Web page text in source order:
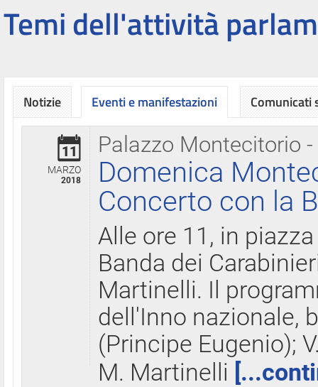
Temi dell'attività
Notizie Eventi e manifestazioni
Palazzo Montecitorio
11
MARZO
2018
Domenica
Concerto con la
Alle ore 11, in
Banda dei
Martinelli. Il
dell'Inno nazionale,
(Principe Eugenio);
M. Martinelli
Comunicati